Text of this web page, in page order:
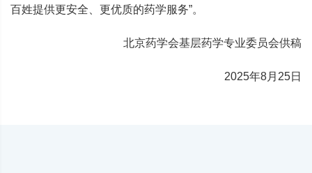
百姓提供更安全、更优质的药学服务”。
北京药学会基层药学专业委员会供稿
2025年8月25日